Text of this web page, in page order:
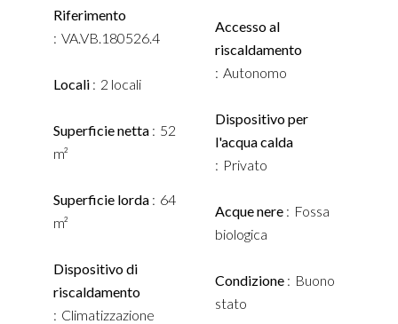
Riferimento
VA.VB.180526.4
Locali 2 locali
Superficie netta
52
m²
Superficie lorda
64
m²
Dispositivo di
riscaldamento
Climatizzazione
Accesso al
riscaldamento
Autonomo
Dispositivo per
l'acqua calda
Privato
Acque nere
Fossa
biologica
Condizione
Buono
stato